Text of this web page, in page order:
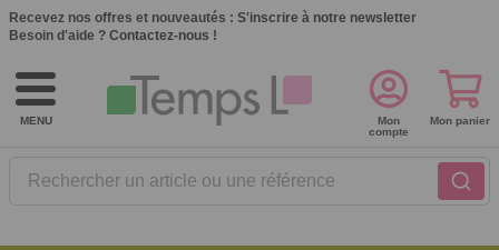
Recevez nos offres et nouveautés : S'inscrire à notre newsletter
Besoin d'aide ? Contactez-nous !
MENU
Rechercher un article ou une référence
Mon
compte
Mon panier